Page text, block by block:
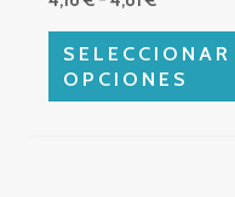
SELECCIONAR
OPCIONES
la
página
de